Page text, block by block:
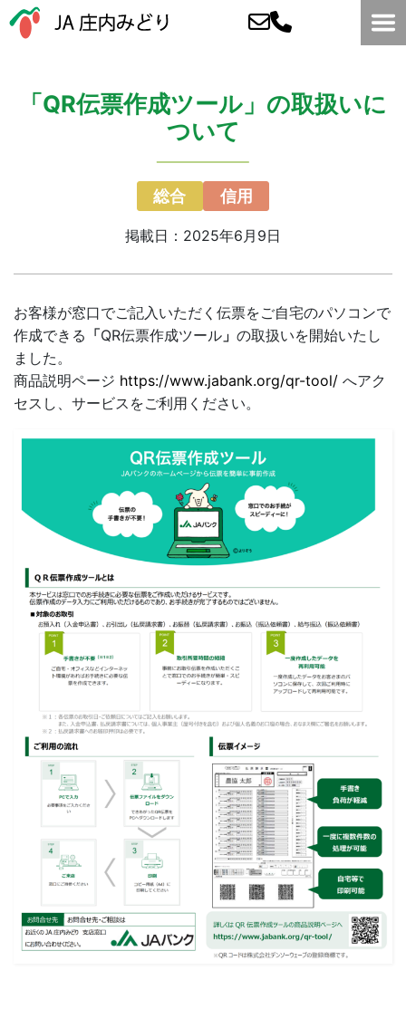
「QR伝票作成ツール」の取扱いに
ついて
総合 信用
掲載日：2025年6月9日
お客様が窓口でご記入いただく伝票をご自宅のパソコンで
作成できる 「QR伝票作成ツール 」 の取扱いを開始いたし
ました。
商品説明ページ https://www.jabank.org/qr-tool/ へアク
セスし、サービスをご利用ください。